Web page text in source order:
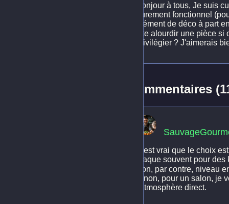
Bonjour à tous, Je suis
purement fonctionnel
élément de déco à part
vite alourdir une pièce
privilégier ? J'aimerais
Commentaires
C'est vrai que le choix
craque souvent pour
Bon, par contre, niveau
Sinon, pour un salon, je
l'atmosphère direct.